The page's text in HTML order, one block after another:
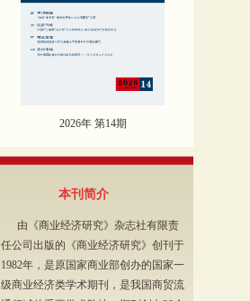
2026年 第14期
本刊简介
由《商业经济研究》杂志社有限责
任公司出版的《商业经济研究》创刊于
1982年，是原国家商业部创办的国家一
级商业经济类学术期刊，是我国商贸流